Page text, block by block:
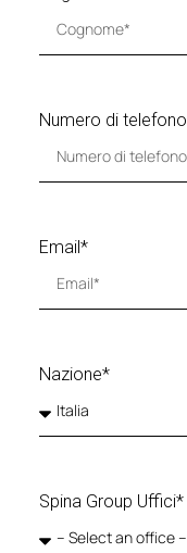
Numero di telefono
Email*
Nazione*
Spina Group Uffici*